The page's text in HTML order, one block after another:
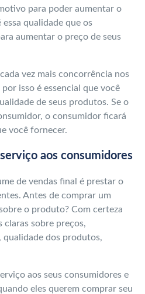
para poder aumentar o
qualidade que os
aumentar o preço de seus
vez mais concorrência nos
isso é essencial que você
de seus produtos. Se o
o consumidor ficará
você fornecer.
aos consumidores
de vendas final é prestar o
Antes de comprar um
o produto? Com certeza
claras sobre preços,
qualidade dos produtos,
aos seus consumidores e
eles querem comprar seu